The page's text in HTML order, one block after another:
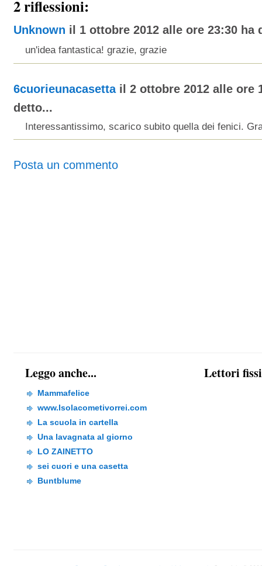
2 riflessioni:
Unknown il 1 ottobre 2012 alle ore 23:30 ha
un'idea fantastica! grazie, grazie
6cuorieunacasettail 2 ottobre 2012 alle ore
detto...
Interessantissimo, scarico subito quella dei fenici.
Posta un commento
Leggo anche...
Mammafelice
www.Isolacometivorrei.com
La scuola in cartella
Una lavagnata al giorno
LO ZAINETTO
sei cuori e una casetta
Buntblume
Lettori fissi